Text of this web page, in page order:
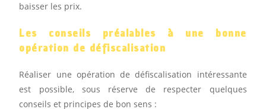
baisser les prix.
Les conseils préalables à une bonne
opération de défiscalisation
Réaliser une opération de défiscalisation intéressante
est possible, sous réserve de respecter quelques
conseils et principes de bon sens :